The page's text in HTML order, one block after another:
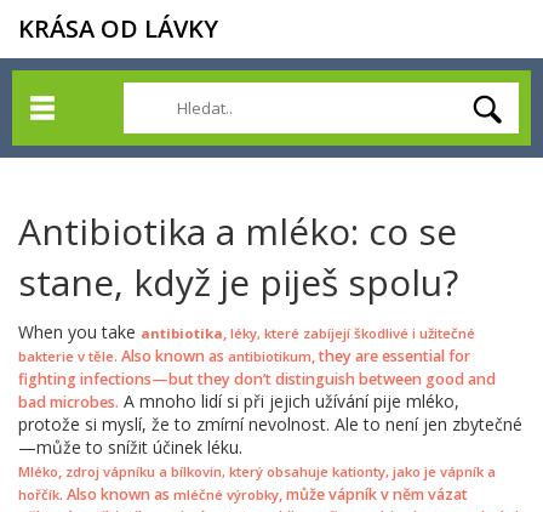
KRÁSA OD LÁVKY
Antibiotika a mléko: co se
stane, když je piješ spolu?
When you take antibiotika, léky, které zabíjejí škodlivé i užitečné
bakterie v těle. Also known as antibiotikum, they are essential for
fighting infections—but they don’t distinguish between good and
bad microbes. A mnoho lidí si při jejich užívání pije mléko,
protože si myslí, že to zmírní nevolnost. Ale to není jen zbytečné
—může to snížit účinek léku.
Mléko, zdroj vápníku a bílkovin, který obsahuje kationty, jako je vápník a
hořčík. Also known as mléčné výrobky, může vápník v něm vázat